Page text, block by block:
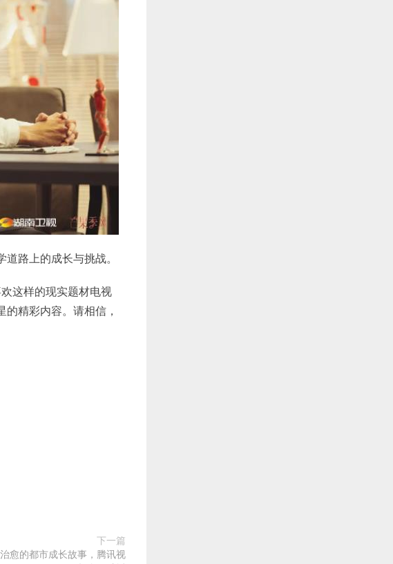
路上的成长与挑战。
这样的现实题材电视
精彩内容。请相信，
下一篇
愈的都市成长故事，腾讯视